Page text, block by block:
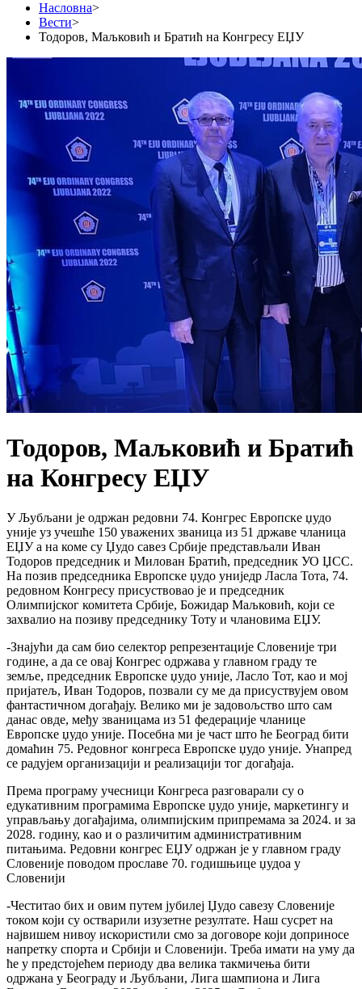
Насловна>
Вести>
​Тодоров, Маљковић и Братић на Конгресу ЕЏУ
​Тодоров, Маљковић и Братић
на Конгресу ЕЏУ
У Љубљани је одржан редовни 74. Конгрес Европске џудо
уније уз учешће 150 уважених званица из 51 државе чланица
ЕЏУ а на коме су Џудо савез Србије представљали Иван
Тодоров председник и Милован Братић, председник УО ЏСС.
На позив председника Европске џудо униједр Ласла Тота, 74.
редовном Конгресу присуствовао је и председник
Олимпијског комитета Србије, Божидар Маљковић, који се
захвалио на позиву председнику Тоту и члановима ЕЏУ.
-Знајући да сам био селектор репрезентације Словеније три
године, а да се овај Конгрес одржава у главном граду те
земље, председник Европске џудо уније, Ласло Тот, као и мој
пријатељ, Иван Тодоров, позвали су ме да присуствујем овом
фантастичном догађају. Велико ми је задовољство што сам
данас овде, међу званицама из 51 федерације чланице
Европске џудо уније. Посебна ми је част што ће Београд бити
домаћин 75. Редовног конгреса Европске џудо уније. Унапред
се радујем организацији и реализацији тог догађаја.
Према програму учесници Конгреса разговарали су о
едукативним програмима Европске џудо уније, маркетингу и
управљању догађајима, олимпијским припремама за 2024. и за
2028. годину, као и о различитим административним
питањима. Редовни конгрес ЕЏУ одржан је у главном граду
Словеније поводом прославе 70. годишњице џудоа у
Словенији
-Честитао бих и овим путем јубилеј Џудо савезу Словеније
током који су остварили изузетне резултате. Наш сусрет на
највишем нивоу искористили смо за договоре који доприносе
напретку спорта и Србији и Словенији. Треба имати на уму да
ће у предстојећем периоду два велика такмичења бити
одржана у Београду и Љубљани, Лига шампиона и Лига